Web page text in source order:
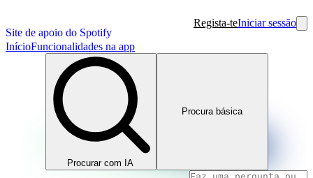
Site de apoio do Spotify
Regista-teIniciar sessão
InícioFuncionalidades na app
Procurar com IA
Procura básica